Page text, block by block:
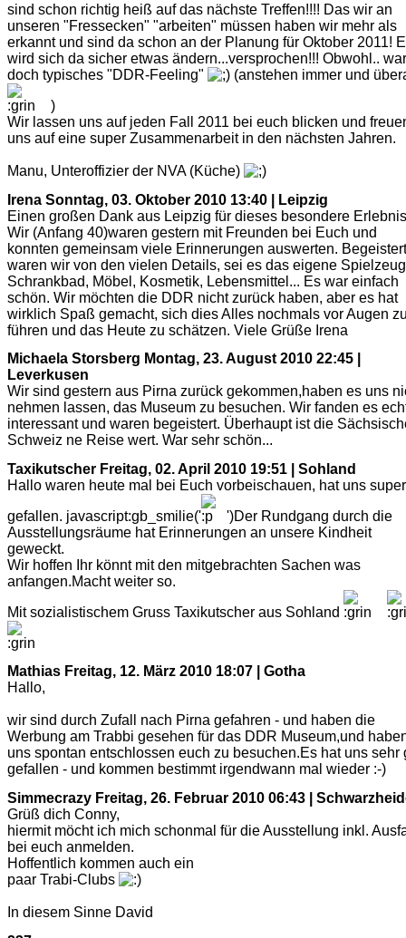
sind schon richtig heiß auf das nächste Treffen!!!! Das wir an
unseren "Fressecken" "arbeiten" müssen haben wir mehr als
erkannt und sind da schon an der Planung für Oktober 2011!
wird sich da sicher etwas ändern...versprochen!!! Obwohl.. war
doch typisches "DDR-Feeling"
(anstehen immer und
)
Wir lassen uns auf jeden Fall 2011 bei euch blicken und
uns auf eine super Zusammenarbeit in den nächsten Jahren.
Manu, Unteroffizier der NVA (Küche)
Irena Sonntag, 03. Oktober 2010 13:40 | Leipzig
Einen großen Dank aus Leipzig für dieses besondere
Wir (Anfang 40)waren gestern mit Freunden bei Euch und
konnten gemeinsam viele Erinnerungen auswerten. Begeistert
waren wir von den vielen Details, sei es das eigene
Schrankbad, Möbel, Kosmetik, Lebensmittel... Es war einfach
schön. Wir möchten die DDR nicht zurück haben, aber es hat
wirklich Spaß gemacht, sich dies Alles nochmals vor Augen
führen und das Heute zu schätzen. Viele Grüße Irena
Michaela Storsberg Montag, 23. August 2010 22:45 |
Leverkusen
Wir sind gestern aus Pirna zurück gekommen,haben es uns
nehmen lassen, das Museum zu besuchen. Wir fanden es
interessant und waren begeistert. Überhaupt ist die
Schweiz ne Reise wert. War sehr schön...
Taxikutscher Freitag, 02. April 2010 19:51 | Sohland
Hallo waren heute mal bei Euch vorbeischauen, hat uns super
gefallen. javascript:gb_smilie('
')Der Rundgang durch die
Ausstellungsräume hat Erinnerungen an unsere Kindheit
geweckt.
Wir hoffen Ihr könnt mit den mitgebrachten Sachen was
anfangen.Macht weiter so.
Mit sozialistischem Gruss Taxikutscher aus Sohland
Mathias Freitag, 12. März 2010 18:07 | Gotha
Hallo,
wir sind durch Zufall nach Pirna gefahren - und haben die
Werbung am Trabbi gesehen für das DDR Museum,und
uns spontan entschlossen euch zu besuchen.Es hat uns sehr
gefallen - und kommen bestimmt irgendwann mal wieder :-)
Simmecrazy Freitag, 26. Februar 2010 06:43 |
Grüß dich Conny,
hiermit möcht ich mich schonmal für die Ausstellung inkl.
bei euch anmelden.
Hoffentlich kommen auch ein
paar Trabi-Clubs
In diesem Sinne David